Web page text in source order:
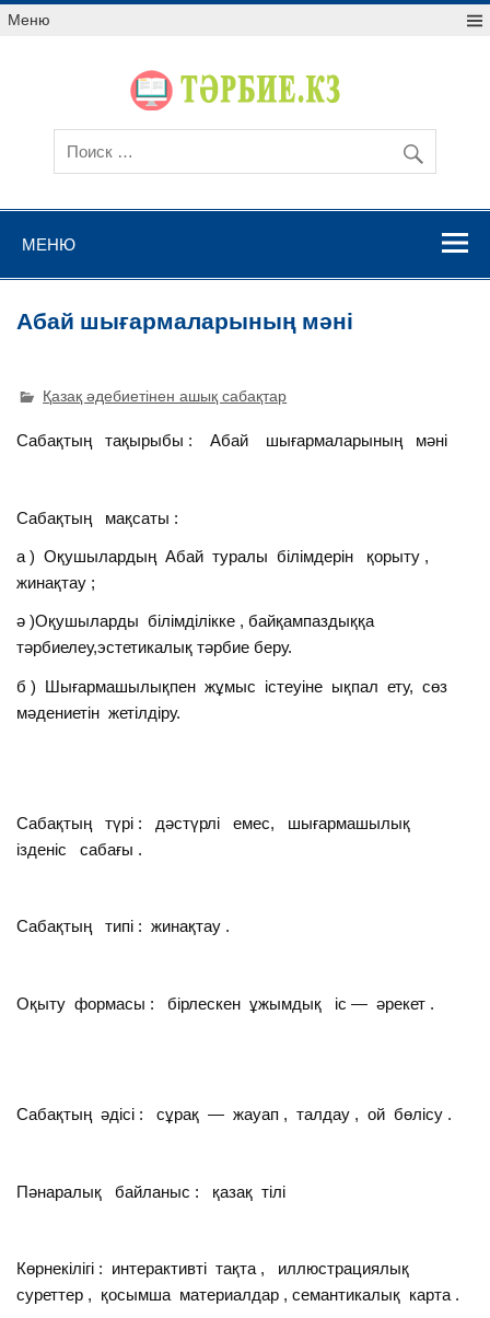
Меню
МЕНЮ
Абай шығармаларының мәні
Қазақ әдебиетінен ашық сабақтар
Сабақтың тақырыбы : Абай шығармаларының мәні
Сабақтың мақсаты :
а ) Оқушылардың Абай туралы білімдерін қорыту ,
жинақтау ;
ә )Оқушыларды білімділікке , байқампаздыққа
тәрбиелеу,эстетикалық тәрбие беру.
б ) Шығармашылықпен жұмыс істеуіне ықпал ету, сөз
мәдениетін жетілдіру.
Сабақтың түрі : дәстүрлі емес, шығармашылық
ізденіс сабағы .
Сабақтың типі : жинақтау .
Оқыту формасы : бірлескен ұжымдық іс — әрекет .
Сабақтың әдісі : сұрақ — жауап , талдау , ой бөлісу .
Пәнаралық байланыс : қазақ тілі
Көрнекілігі : интерактивті тақта , иллюстрациялық
суреттер , қосымша материалдар , семантикалық карта .